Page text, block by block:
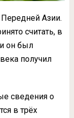
Азии.
считать, в
он был
получил
сведения о
в трёх